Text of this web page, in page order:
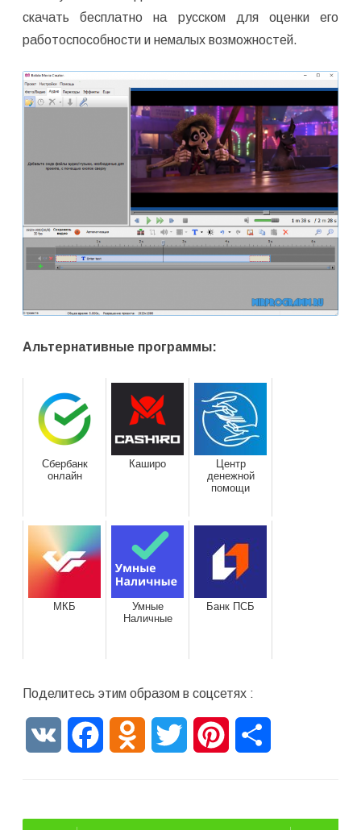
скачать бесплатно на русском для оценки его
работоспособности и немалых возможностей.
Альтернативные программы:
Сбербанк
онлайн
Каширо
Центр
денежной
помощи
МКБ
Умные
Наличные
Банк ПСБ
Поделитесь этим образом в соцсетях :
VK FacebookOdnoklassniki
Twitter Pinterest